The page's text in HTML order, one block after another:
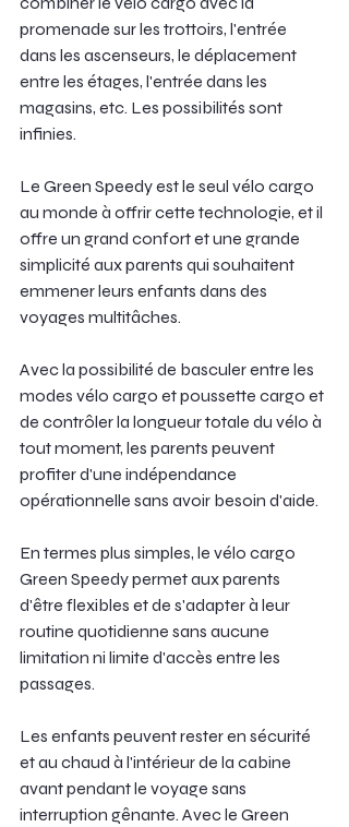
promenade sur les trottoirs, l'entrée
dans les ascenseurs, le déplacement
entre les étages, l'entrée dans les
magasins, etc. Les possibilités sont
infinies.
Le Green Speedy est le seul vélo cargo
au monde à offrir cette technologie, et il
offre un grand confort et une grande
simplicité aux parents qui souhaitent
emmener leurs enfants dans des
voyages multitâches.
Avec la possibilité de basculer entre les
modes vélo cargo et poussette cargo et
de contrôler la longueur totale du vélo à
tout moment, les parents peuvent
profiter d'une indépendance
opérationnelle sans avoir besoin d'aide.
En termes plus simples, le vélo cargo
Green Speedy permet aux parents
d'être flexibles et de s'adapter à leur
routine quotidienne sans aucune
limitation ni limite d'accès entre les
passages.
Les enfants peuvent rester en sécurité
et au chaud à l'intérieur de la cabine
avant pendant le voyage sans
interruption gênante. Avec le Green